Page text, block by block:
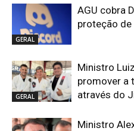
GERAL
AGU cobra
proteção
GERAL
Ministro
promover a
através do
Ministro